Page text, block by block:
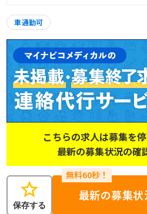
車通勤可
こちらの求人は募集を停
最新の募集状況の確
star
保存する
最新の募集